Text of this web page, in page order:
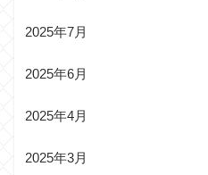
2025年7月
2025年6月
2025年4月
2025年3月